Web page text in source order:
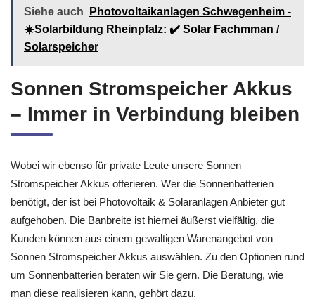
Siehe auch
Photovoltaikanlagen Schwegenheim -
☀️Solarbildung Rheinpfalz: ✔️ Solar Fachmman /
Solarspeicher
Sonnen Stromspeicher Akkus
– Immer in Verbindung bleiben
Wobei wir ebenso für private Leute unsere Sonnen
Stromspeicher Akkus offerieren. Wer die Sonnenbatterien
benötigt, der ist bei Photovoltaik & Solaranlagen Anbieter gut
aufgehoben. Die Banbreite ist hiernei äußerst vielfältig, die
Kunden können aus einem gewaltigen Warenangebot von
Sonnen Stromspeicher Akkus auswählen. Zu den Optionen rund
um Sonnenbatterien beraten wir Sie gern. Die Beratung, wie
man diese realisieren kann, gehört dazu.